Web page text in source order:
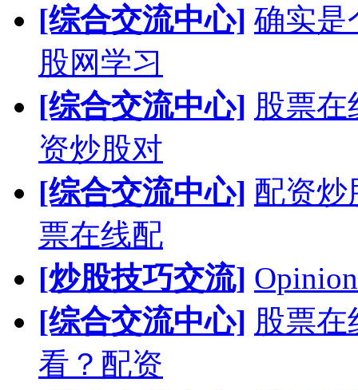
[综合交流中心] 确实是
股网学习
[综合交流中心] 股票
资炒股对
[综合交流中心] 配资炒
票在线配
[炒股技巧交流]
[综合交流中心] 股票
看？配资